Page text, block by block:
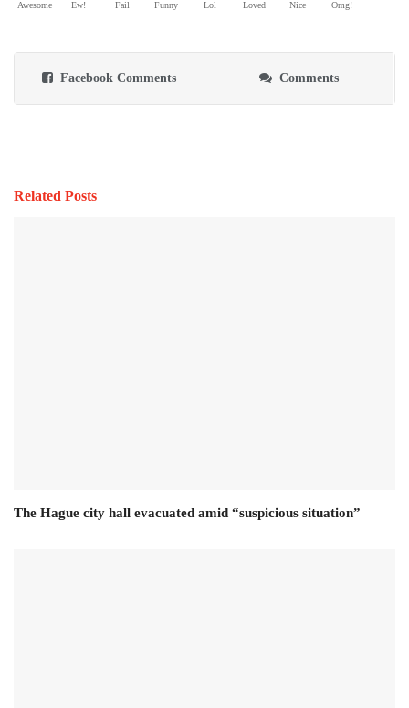
Awesome Ew! Fail Funny Lol Loved Nice Omg!
Facebook Comments Comments
Related Posts
The Hague city hall evacuated amid “suspicious situation”